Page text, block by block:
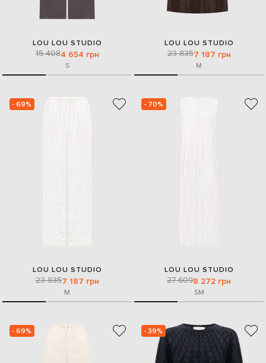
LOU LOU STUDIO
15 4084 654 грн
S
LOU LOU STUDIO
23 8357 187 грн
M
- 69%
LOU LOU STUDIO
23 8357 187 грн
M
- 70%
LOU LOU STUDIO
27 6098 272 грн
SM
- 69% - 39%